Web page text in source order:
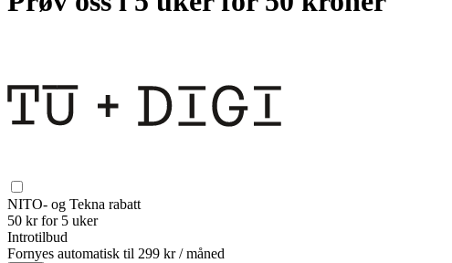
NITO- og Tekna rabatt
50 kr for 5 uker
Introtilbud
Fornyes automatisk til 299 kr / måned